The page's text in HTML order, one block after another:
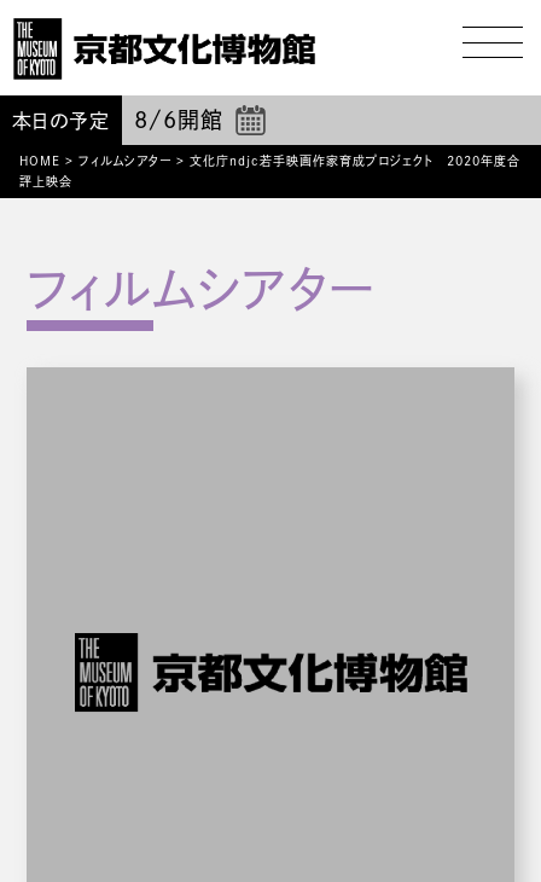
本日の予定 8/6 開館
HOME > フィルムシアター > 文化庁ndjc若手映画作家育成プロジェクト 2020年度合
評上映会